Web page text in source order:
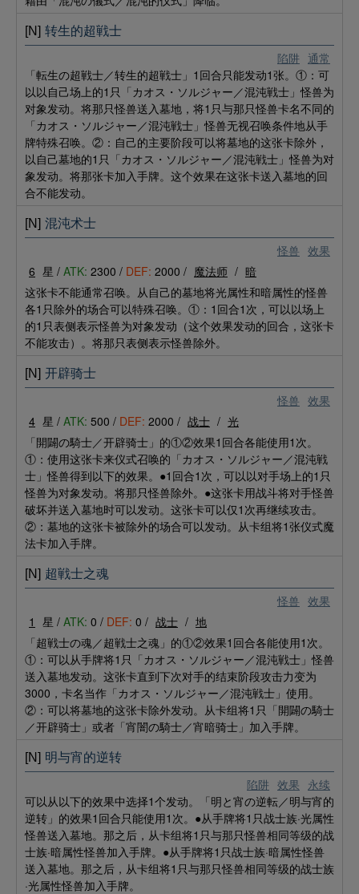
陷阱 通常
[N] 转生的超戦士
「転生の超戦士／转生的超戦士」1回合只能发动1张。①：可
以以自己场上的1只「カオス・ソルジャー／混沌戦士」怪兽为
对象发动。将那只怪兽送入墓地，将1只与那只怪兽卡名不同的
「カオス・ソルジャー／混沌戦士」怪兽无视召唤条件地从手
牌特殊召唤。②：自己的主要阶段可以将墓地的这张卡除外，
以自己墓地的1只「カオス・ソルジャー／混沌戦士」怪兽为对
象发动。将那张卡加入手牌。这个效果在这张卡送入墓地的回
合不能发动。
怪兽 效果
[N] 混沌术士
6 星 / ATK: 2300 / DEF: 2000 / 魔法师 / 暗
这张卡不能通常召唤。从自己的墓地将光属性和暗属性的怪兽
各1只除外的场合可以特殊召唤。①：1回合1次，可以以场上
的1只表侧表示怪兽为对象发动（这个效果发动的回合，这张卡
不能攻击）。将那只表侧表示怪兽除外。
怪兽 效果
[N] 开辟骑士
4 星 / ATK: 500 / DEF: 2000 / 战士 / 光
「開闢の騎士／开辟骑士」的①②效果1回合各能使用1次。
①：使用这张卡来仪式召唤的「カオス・ソルジャー／混沌戦
士」怪兽得到以下的效果。●1回合1次，可以以对手场上的1只
怪兽为对象发动。将那只怪兽除外。●这张卡用战斗将对手怪兽
破坏并送入墓地时可以发动。这张卡可以仅1次再继续攻击。
②：墓地的这张卡被除外的场合可以发动。从卡组将1张仪式魔
法卡加入手牌。
怪兽 效果
[N] 超戦士之魂
1 星 / ATK: 0 / DEF: 0 / 战士 / 地
「超戦士の魂／超戦士之魂」的①②效果1回合各能使用1次。
①：可以从手牌将1只「カオス・ソルジャー／混沌戦士」怪兽
送入墓地发动。这张卡直到下次对手的结束阶段攻击力变为
3000，卡名当作「カオス・ソルジャー／混沌戦士」使用。
②：可以将墓地的这张卡除外发动。从卡组将1只「開闢の騎士
／开辟骑士」或者「宵闇の騎士／宵暗骑士」加入手牌。
陷阱 效果 永续
[N] 明与宵的逆转
可以从以下的效果中选择1个发动。「明と宵の逆転／明与宵的
逆转」的效果1回合只能使用1次。●从手牌将1只战士族·光属性
怪兽送入墓地。那之后，从卡组将1只与那只怪兽相同等级的战
士族·暗属性怪兽加入手牌。●从手牌将1只战士族·暗属性怪兽
送入墓地。那之后，从卡组将1只与那只怪兽相同等级的战士族
·光属性怪兽加入手牌。